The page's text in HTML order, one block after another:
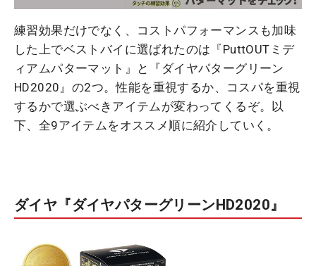
練習効果だけでなく、コストパフォーマンスも加味
した上でベストバイに選ばれたのは『PuttOUTミデ
ィアムパターマット』と『ダイヤパターグリーン
HD2020』の2つ。性能を重視するか、コスパを重視
するかで選ぶべきアイテムが変わってくるぞ。以
下、全9アイテムをオススメ順に紹介していく。
ダイヤ『ダイヤパターグリーンHD2020』